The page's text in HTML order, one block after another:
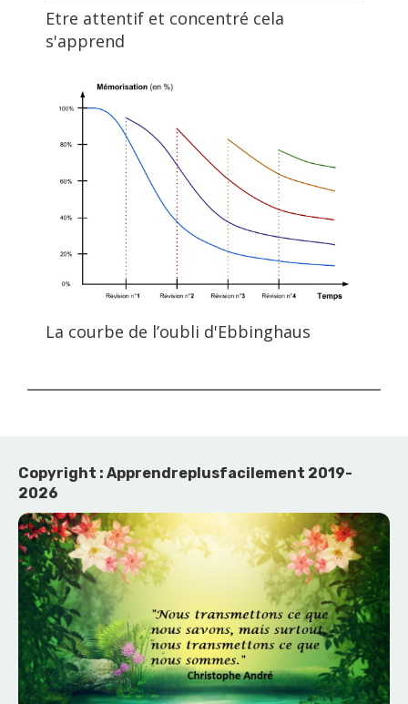
Etre attentif et concentré cela
s'apprend
La courbe de l’oubli d'Ebbinghaus
Copyright : Apprendreplusfacilement 2019-
2026